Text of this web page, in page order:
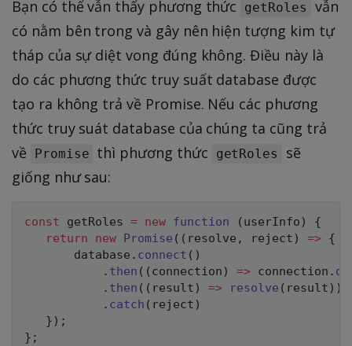
Bạn có thể vẫn thấy phương thức
getRoles
vẫn
có nằm bên trong và gây nên hiện tượng kim tự
tháp của sự diệt vong đúng không. Điều này là
do các phương thức truy suất database được
tạo ra không trả về Promise. Nếu các phương
thức truy suát database của chúng ta cũng trả
về
Promise thì phương thức getRoles
sẽ
giống như sau:
const getRoles = new function ( userInfo )
{
return
new Promise ( ( resolve , reject ) => {
       database
. connect ( )
. then ( ( connection ) => connection .
. then ( ( result ) => resolve ( result ) )
. catch ( reject )
} ) ;
} ;